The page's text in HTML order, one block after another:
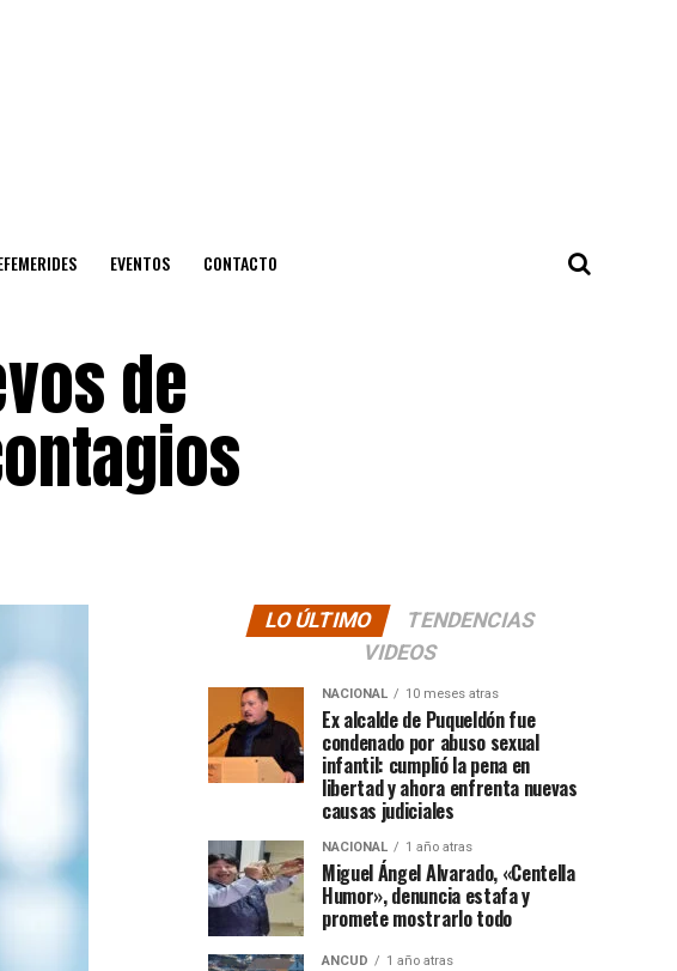
EVENTOS CONTACTO
de
LO ÚLTIMO
TENDENCIAS
VIDEOS
NACIONAL 10 meses atras
Ex alcalde de Puqueldón fue
condenado por abuso sexual
infantil: cumplió la pena en
libertad y ahora enfrenta nuevas
causas judiciales
NACIONAL 1 año atras
Miguel Ángel Alvarado, «Centella
Humor», denuncia estafa y
promete mostrarlo todo
ANCUD 1 año atras